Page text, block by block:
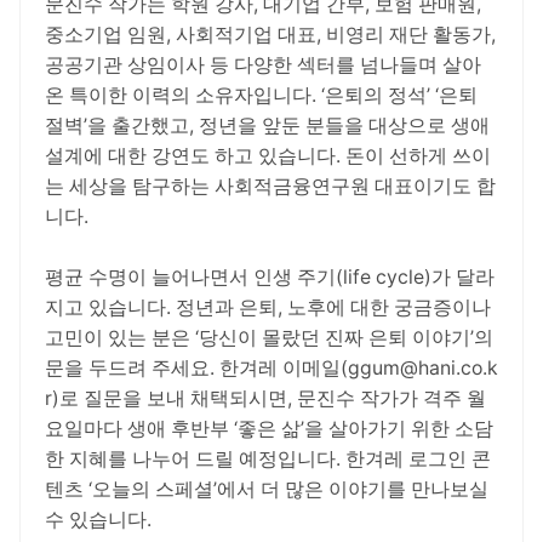
중소기업 임원, 사회적기업 대표, 비영리 재단 활동가,
공공기관 상임이사 등 다양한 섹터를 넘나들며 살아
온 특이한 이력의 소유자입니다. ‘은퇴의 정석’ ‘은퇴
절벽’을 출간했고, 정년을 앞둔 분들을 대상으로 생애
설계에 대한 강연도 하고 있습니다. 돈이 선하게 쓰이
는 세상을 탐구하는 사회적금융연구원 대표이기도 합
니다.
평균 수명이 늘어나면서 인생 주기(life cycle)가 달라
지고 있습니다. 정년과 은퇴, 노후에 대한 궁금증이나
고민이 있는 분은 ‘당신이 몰랐던 진짜 은퇴 이야기’의
문을 두드려 주세요. 한겨레 이메일(ggum@hani.co.k
r)로 질문을 보내 채택되시면, 문진수 작가가 격주 월
요일마다 생애 후반부 ‘좋은 삶’을 살아가기 위한 소담
한 지혜를 나누어 드릴 예정입니다. 한겨레 로그인 콘
텐츠 ‘오늘의 스페셜’에서 더 많은 이야기를 만나보실
수 있습니다.